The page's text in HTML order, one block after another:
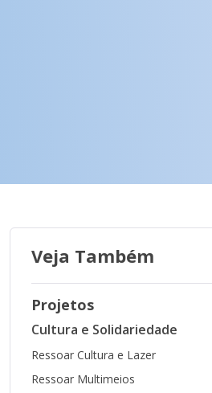
Veja Também
Projetos
Cultura e Solidariedade
Ressoar Cultura e Lazer
Ressoar Multimeios